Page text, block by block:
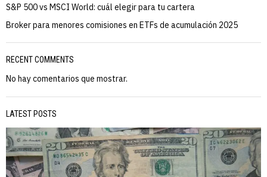
S&P 500 vs MSCI World: cuál elegir para tu cartera
Broker para menores comisiones en ETFs de acumulación 2025
RECENT COMMENTS
No hay comentarios que mostrar.
LATEST POSTS